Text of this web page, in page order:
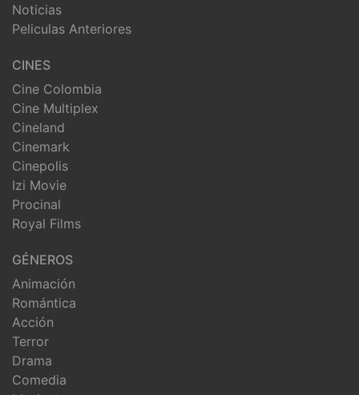
Noticias
Peliculas Anteriores
CINES
Cine Colombia
Cine Multiplex
Cineland
Cinemark
Cinepolis
Izi Movie
Procinal
Royal Films
GÉNEROS
Animación
Romántica
Acción
Terror
Drama
Comedia